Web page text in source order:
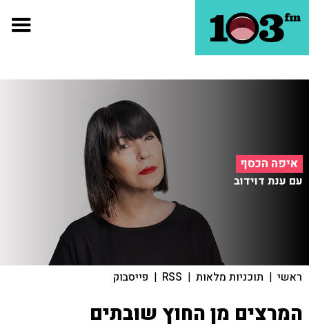
איפה הכסף
עם ענת דוידוב
ראשי | תוכניות מלאות |
RSS
| פייסבוק
המרצים מן החוץ שובתים